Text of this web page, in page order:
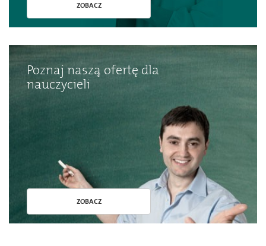
ZOBACZ
Poznaj naszą ofertę dla
nauczycieli
ZOBACZ